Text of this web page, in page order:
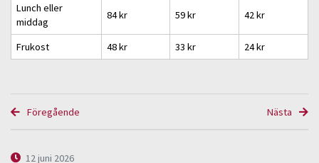
Lunch eller
middag
84 kr 59 kr 42 kr
Frukost 48 kr 33 kr 24 kr
Föregående Nästa
12 juni 2026